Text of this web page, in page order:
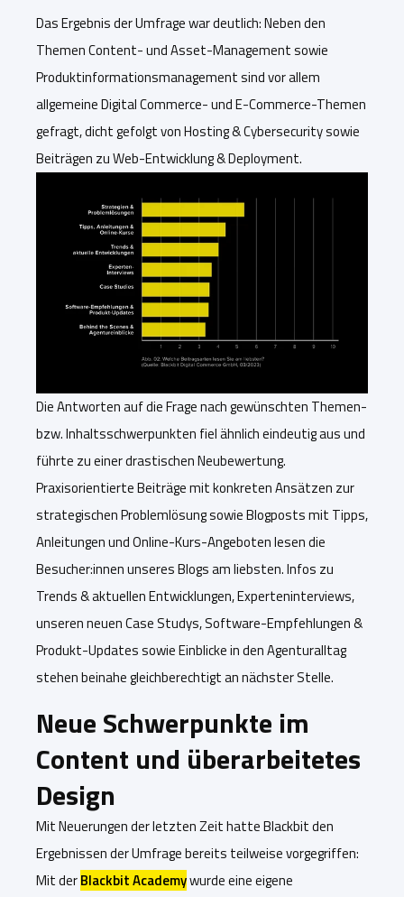
Das Ergebnis der Umfrage war deutlich: Neben den
Themen Content- und Asset-Management sowie
Produktinformationsmanagement sind vor allem
allgemeine Digital Commerce- und E-Commerce-Themen
gefragt, dicht gefolgt von Hosting & Cybersecurity sowie
Beiträgen zu Web-Entwicklung & Deployment.
Die Antworten auf die Frage nach gewünschten Themen-
bzw. Inhaltsschwerpunkten fiel ähnlich eindeutig aus und
führte zu einer drastischen Neubewertung.
Praxisorientierte Beiträge mit konkreten Ansätzen zur
strategischen Problemlösung sowie Blogposts mit Tipps,
Anleitungen und Online-Kurs-Angeboten lesen die
Besucher:innen unseres Blogs am liebsten. Infos zu
Trends & aktuellen Entwicklungen, Experteninterviews,
unseren neuen Case Studys, Software-Empfehlungen &
Produkt-Updates sowie Einblicke in den Agenturalltag
stehen beinahe gleichberechtigt an nächster Stelle.
Neue Schwerpunkte im
Content und überarbeitetes
Design
Mit Neuerungen der letzten Zeit hatte Blackbit den
Ergebnissen der Umfrage bereits teilweise vorgegriffen:
Mit derBlackbit Academywurde eine eigene